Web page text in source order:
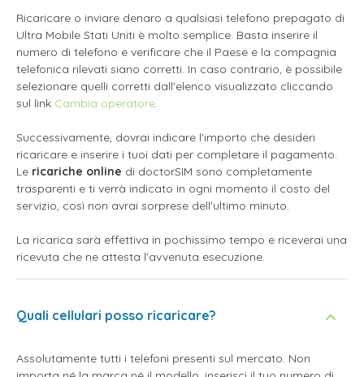
Ricaricare o inviare denaro a qualsiasi telefono prepagato di
Ultra Mobile Stati Uniti è molto semplice. Basta inserire il
numero di telefono e verificare che il Paese e la compagnia
telefonica rilevati siano corretti. In caso contrario, è possibile
selezionare quelli corretti dall'elenco visualizzato cliccando
sul link Cambia operatore.
Successivamente, dovrai indicare l'importo che desideri
ricaricare e inserire i tuoi dati per completare il pagamento.
Le ricariche online di doctorSIM sono completamente
trasparenti e ti verrà indicato in ogni momento il costo del
servizio, così non avrai sorprese dell'ultimo minuto.
La ricarica sarà effettiva in pochissimo tempo e riceverai una
ricevuta che ne attesta l'avvenuta esecuzione.
Quali cellulari posso ricaricare?
Assolutamente tutti i telefoni presenti sul mercato. Non